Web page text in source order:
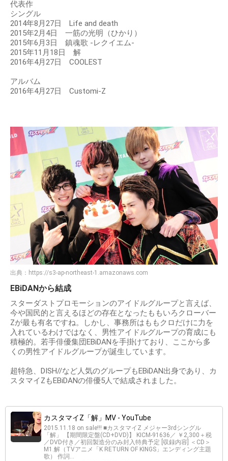
代表作
シングル
2014年8月27日 Life and death
2015年2月4日 一筋の光明（ひかり）
2015年6月3日 鎮魂歌 -レクイエム-
2015年11月18日 解
2016年4月27日 COOLEST
アルバム
2016年4月27日 Customi-Z
出典： https://s3-ap-northeast-1.amazonaws.com
EBiDANから結成
スターダストプロモーションのアイドルグループと言えば、
今や国民的と言えるほどの存在となったももいろクローバー
Zが最も有名ですね。しかし、事務所はももクロだけに力を
入れているわけではなく、男性アイドルグループの育成にも
積極的。若手俳優集団EBiDANを手掛けており、ここから多
くの男性アイドルグループが誕生しています。
超特急、DISH//など人気のグループもEBiDAN出身であり、カ
スタマイZもEBiDANの俳優5人で結成されました。
カスタマイZ「解」MV - YouTube
2015.11.18 on sale!!! ■カスタマイZ メジャー3rdシングル
「解」 【期間限定盤(CD+DVD)】 KICM-91636／ ￥2,300＋税
／DVD付き／初回製造分のみ封入特典予定 [収録内容] ＜CD＞
M1.解（TVアニメ「K RETURN OF KINGS」エンディング主題
歌） 作詞...